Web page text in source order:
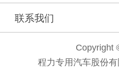
联系我们
Copyright
程力专用汽车股份